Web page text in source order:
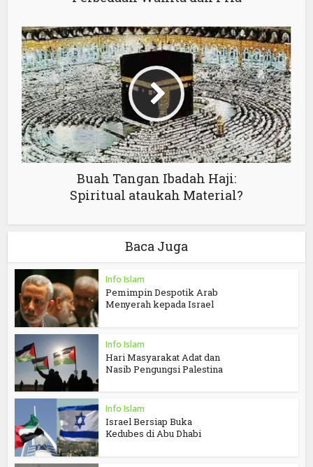
Buah Tangan Ibadah Haji:
Spiritual ataukah Material?
Baca Juga
Info Islam
Pemimpin Despotik Arab
Menyerah kepada Israel
Info Islam
Hari Masyarakat Adat dan
Nasib Pengungsi Palestina
Info Islam
Israel Bersiap Buka
Kedubes di Abu Dhabi